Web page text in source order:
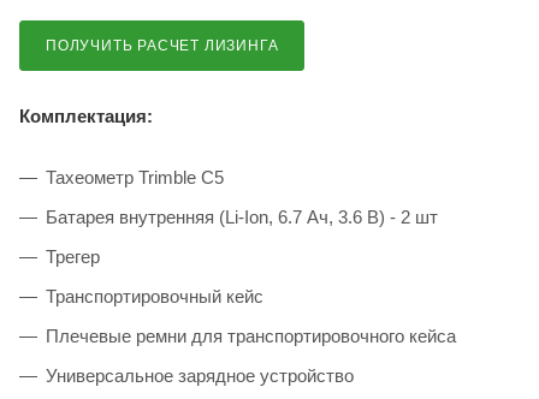
ПОЛУЧИТЬ РАСЧЕТ ЛИЗИНГА
Комплектация:
Тахеометр Trimble C5
Батарея внутренняя (Li-Ion, 6.7 Ач, 3.6 В) - 2 шт
Трегер
Транспортировочный кейс
Плечевые ремни для транспортировочного кейса
Универсальное зарядное устройство